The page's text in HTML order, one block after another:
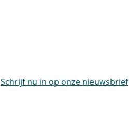
Schrijf nu in op onze nieuwsbrief